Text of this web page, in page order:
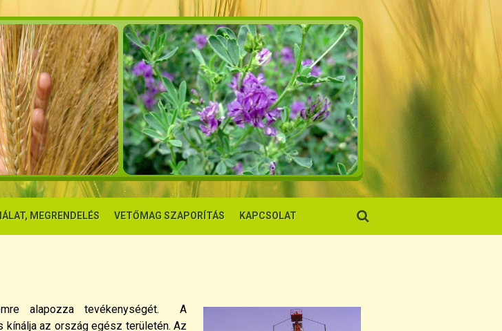
MEGRENDELÉS VETŐMAG SZAPORÍTÁS KAPCSOLAT
alapozza tevékenységét. A
az ország egész területén. Az